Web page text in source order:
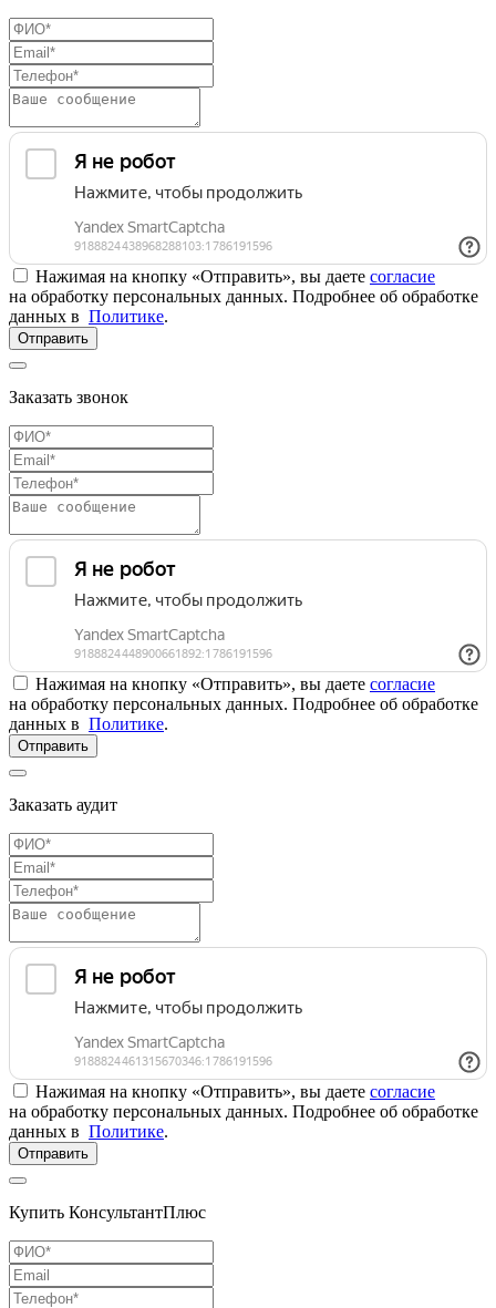
Нажимая на кнопку «Отправить», вы даете согласие
на обработку персональных данных. Подробнее об обработке
данных в Политике.
Отправить
Заказать звонок
Нажимая на кнопку «Отправить», вы даете согласие
на обработку персональных данных. Подробнее об обработке
данных в Политике.
Отправить
Заказать аудит
Нажимая на кнопку «Отправить», вы даете согласие
на обработку персональных данных. Подробнее об обработке
данных в Политике.
Отправить
Купить КонсультантПлюс